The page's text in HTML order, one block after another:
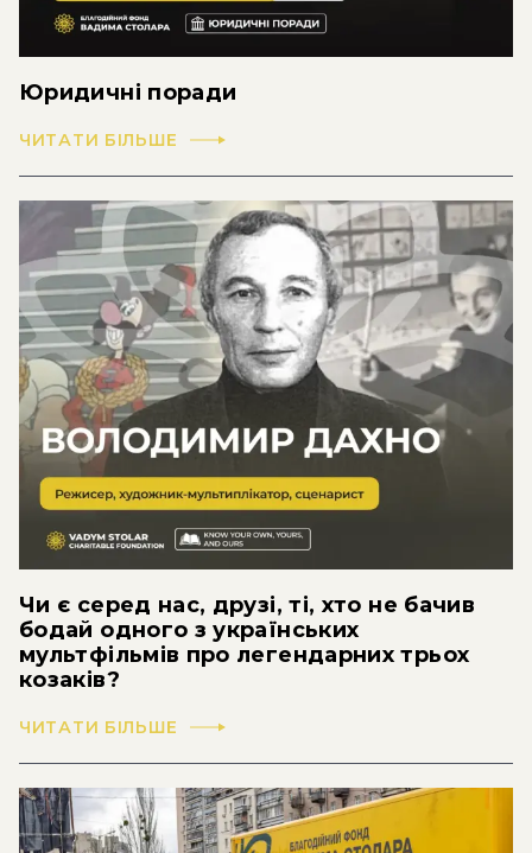
Юридичні поради
ЧИТАТИ БІЛЬШЕ
Чи є серед нас, друзі, ті, хто не бачив
бодай одного з українських
мультфільмів про легендарних трьох
козаків?
ЧИТАТИ БІЛЬШЕ